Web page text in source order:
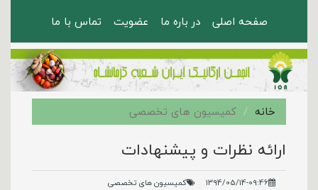
صفحه اصلی در باره ما عضویت تماس با ما
خانه کمیسیون های تخصصی
ارائه نظرات و پيشنهادات
1394/05/14-09:46 کمیسیون های تخصصی